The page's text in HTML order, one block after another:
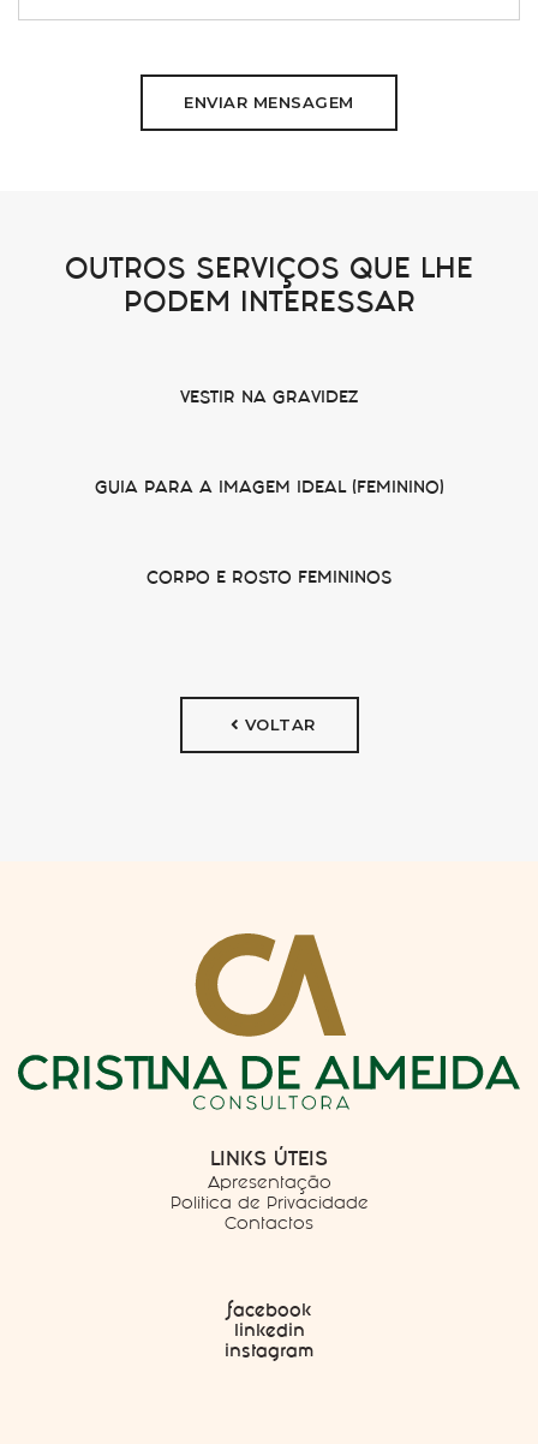
ENVIAR MENSAGEM
OUTROS SERVIÇOS QUE LHE
PODEM INTERESSAR
VESTIR NA GRAVIDEZ
GUIA PARA A IMAGEM IDEAL (FEMININO)
CORPO E ROSTO FEMININOS
VOLTAR
LINKS ÚTEIS
Apresentação
Politica de Privacidade
Contactos
facebook
linkedin
instagram